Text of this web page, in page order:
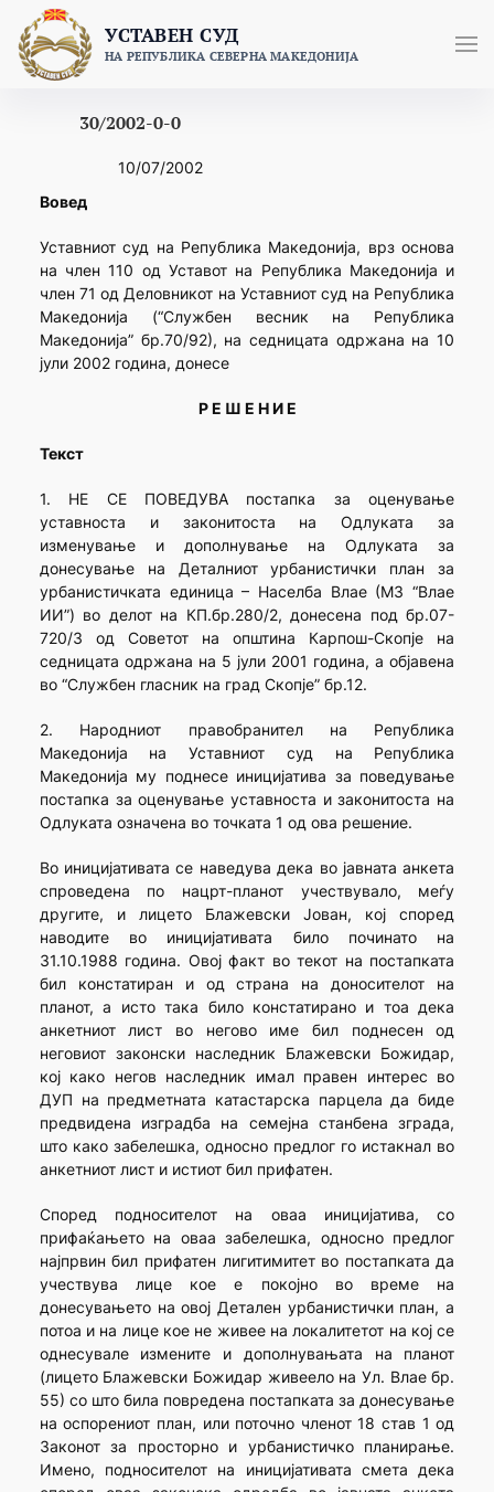
content
УСТАВЕН СУД
НА РЕПУБЛИКА СЕВЕРНА МАКЕДОНИЈА
30/2002-0-0
10/07/2002
Вовед
Уставниот суд на Република Македонија, врз основа
на член 110 од Уставот на Република Македонија и
член 71 од Деловникот на Уставниот суд на Република
Македонија (“Службен весник на Република
Македонија” бр.70/92), на седницата одржана на 10
јули 2002 година, донесе
Р Е Ш Е Н И Е
Текст
1. НЕ СЕ ПОВЕДУВА постапка за оценување
уставноста и законитоста на Одлуката за
изменување и дополнување на Одлуката за
донесување на Деталниот урбанистички план за
урбанистичката единица – Населба Влае (МЗ “Влае
ИИ”) во делот на КП.бр.280/2, донесена под бр.07-
720/3 од Советот на општина Карпош-Скопје на
седницата одржана на 5 јули 2001 година, а објавена
во “Службен гласник на град Скопје” бр.12.
2. Народниот правобранител на Република
Македонија на Уставниот суд на Република
Македонија му поднесе иницијатива за поведување
постапка за оценување уставноста и законитоста на
Одлуката означена во точката 1 од ова решение.
Во иницијативата се наведува дека во јавната анкета
спроведена по нацрт-планот учествувало, меѓу
другите, и лицето Блажевски Јован, кој според
наводите во иницијативата било починато на
31.10.1988 година. Овој факт во текот на постапката
бил констатиран и од страна на доносителот на
планот, а исто така било констатирано и тоа дека
анкетниот лист во негово име бил поднесен од
неговиот законски наследник Блажевски Божидар,
кој како негов наследник имал правен интерес во
ДУП на предметната катастарска парцела да биде
предвидена изградба на семејна станбена зграда,
што како забелешка, односно предлог го истакнал во
анкетниот лист и истиот бил прифатен.
Според подносителот на оваа иницијатива, со
прифаќањето на оваа забелешка, односно предлог
најпрвин бил прифатен лигитимитет во постапката да
учествува лице кое е покојно во време на
донесувањето на овој Детален урбанистички план, а
потоа и на лице кое не живее на локалитетот на кој се
однесувале измените и дополнувањата на планот
(лицето Блажевски Божидар живеело на Ул. Влае бр.
55) со што била повредена постапката за донесување
на оспорениот план, или поточно членот 18 став 1 од
Законот за просторно и урбанистичко планирање.
Имено, подносителот на иницијативата смета дека